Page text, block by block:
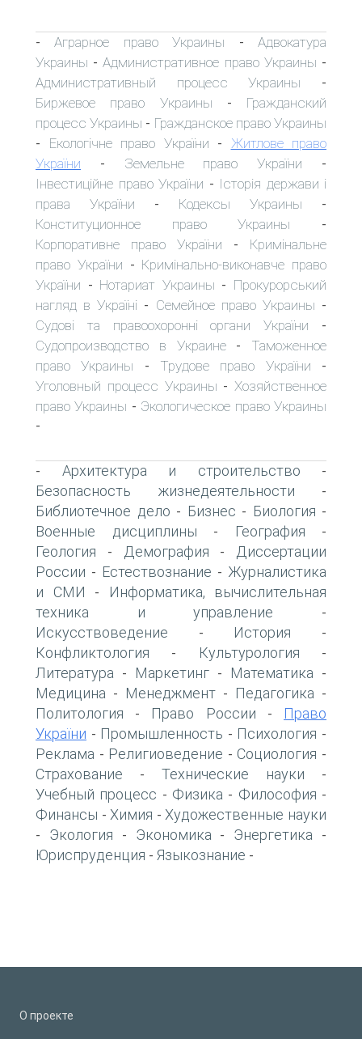
-Аграрное право Украины -Адвокатура
Украины -Административное право Украины -
Административный процесс Украины -
Биржевое право Украины - Гражданский
процесс Украины - Гражданское право Украины
- Екологічне право України - Житлове право
України - Земельне право України -
Інвестиційне право України - Історія держави і
права України - Кодексы Украины -
Конституционное право Украины -
Корпоративне право України - Кримінальне
право України - Кримінально-виконавче право
України - Нотариат Украины - Прокурорський
нагляд в Україні - Семейное право Украины -
Судові та правоохоронні органи України -
Судопроизводство в Украине- Таможенное
право Украины - Трудове право України -
Уголовный процесс Украины - Хозяйственное
право Украины - Экологическое право Украины
-
- Архитектура и строительство -
Безопасность жизнедеятельности -
Библиотечное дело - Бизнес - Биология -
Военные дисциплины - География -
Геология - Демография -
Диссертации
России - Естествознание - Журналистика
и СМИ -
Информатика, вычислительная
техника и управление -
Искусствоведение - История -
Конфликтология - Культурология -
Литература - Маркетинг - Математика -
Медицина - Менеджмент - Педагогика -
Политология - Право России -
Право
України - Промышленность - Психология -
Реклама - Религиоведение - Социология -
Страхование - Технические науки -
Учебный процесс - Физика - Философия -
Финансы - Химия - Художественные науки
- Экология - Экономика - Энергетика -
Юриспруденция - Языкознание -
О проекте